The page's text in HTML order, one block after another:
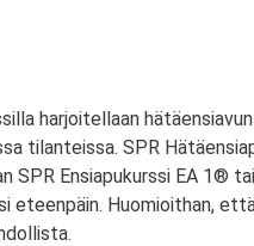
harjoitellaan
tilanteissa. SPR
SPR Ensiapukurssi EA 1®
eteenpäin. Huomioithan,